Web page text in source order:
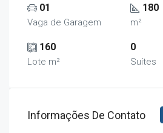
01
Vaga de Garagem
180
m²
160
Lote m²
0
Suítes
Informações De Contato